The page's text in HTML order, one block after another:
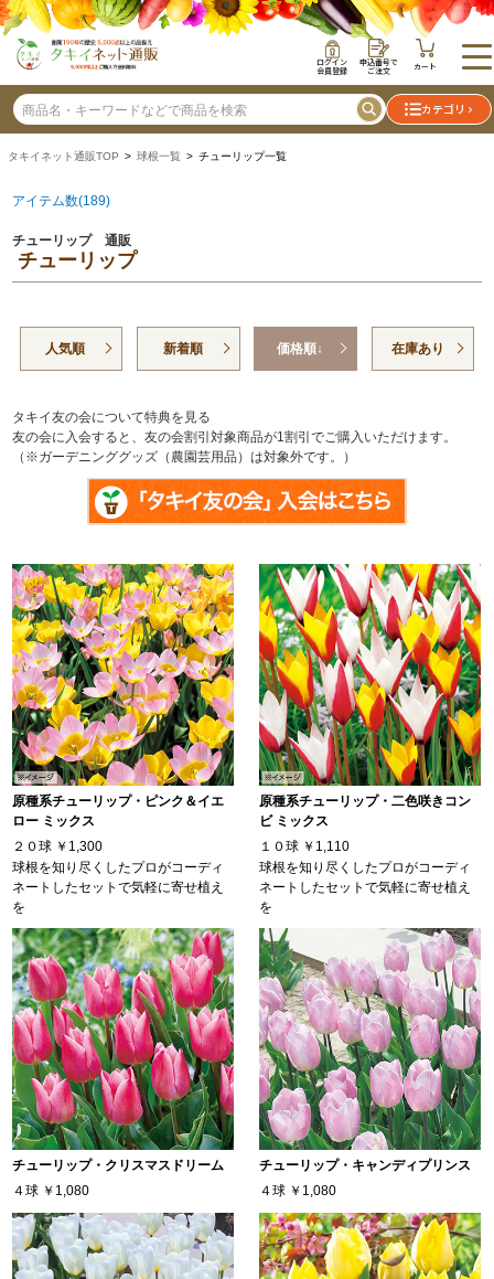
ログイン
会員登録
申込番号で
ご注文 カート
カテゴリ
タキイネット通販TOP > 球根一覧 > チューリップ一覧
アイテム数(189)
チューリップ 通販
チューリップ
人気順 新着順 価格順↓ 在庫あり
タキイ友の会について特典を見る
友の会に入会すると、友の会割引対象商品が1割引でご購入いただけます。
（※ガーデニンググッズ（農園芸用品）は対象外です。）
原種系チューリップ・ピンク＆イエ
ロー ミックス
２０球 ￥1,300
球根を知り尽くしたプロがコーディ
ネートしたセットで気軽に寄せ植え
を
原種系チューリップ・二色咲きコン
ビ ミックス
１０球 ￥1,110
球根を知り尽くしたプロがコーディ
ネートしたセットで気軽に寄せ植え
を
チューリップ・クリスマスドリーム
４球 ￥1,080
チューリップ・キャンディプリンス
４球 ￥1,080